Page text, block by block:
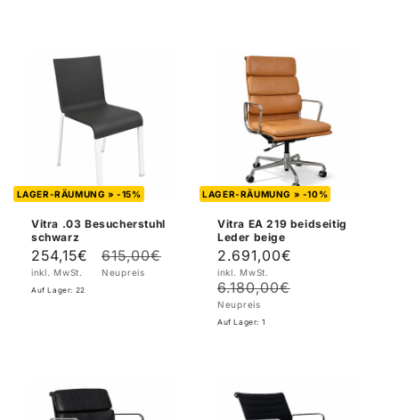
LAGER-RÄUMUNG » -15%
Vitra .03 Besucherstuhl
schwarz
Verkaufspreis
254,15€
inkl. MwSt.
Normaler
Preis
615,00€
Neupreis
Auf Lager: 22
LAGER-RÄUMUNG » -10%
Vitra EA 219 beidseitig
Leder beige
Verkaufspreis
2.691,00€
inkl. MwSt.
6.180,00€
Neupreis
Auf Lager: 1